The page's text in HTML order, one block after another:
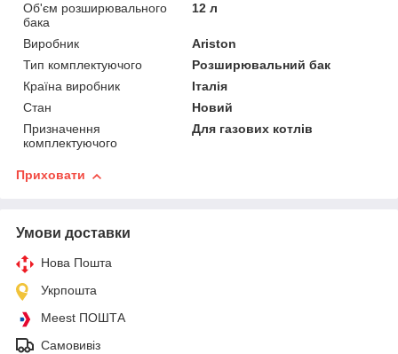
Об'єм розширювального
бака
12 л
Виробник
Ariston
Тип комплектуючого
Розширювальний бак
Країна виробник
Італія
Стан
Новий
Призначення
комплектуючого
Для газових котлів
Приховати
Умови доставки
Нова Пошта
Укрпошта
Meest ПОШТА
Самовивіз